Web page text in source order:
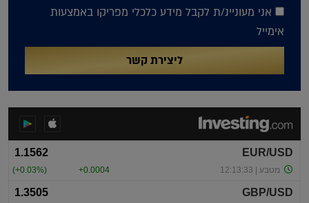
אני מעוניינ/ת לקבל מידע כלכלי מפריקו באמצעות
אימייל
ליצירת קשר